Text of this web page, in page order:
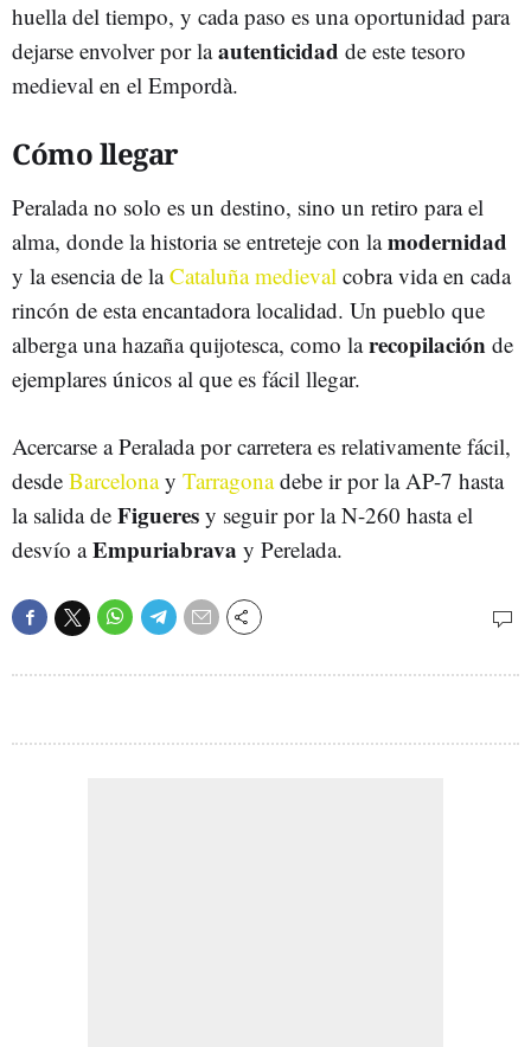
huella del tiempo, y cada paso es una oportunidad para
dejarse envolver por laautenticidad de este tesoro
medieval en el Empordà.
Cómo llegar
Peralada no solo es un destino, sino un retiro para el
alma, donde la historia se entreteje con lamodernidad
y la esencia de laCataluña medieval cobra vida en cada
rincón de esta encantadora localidad. Un pueblo que
alberga una hazaña quijotesca, como larecopilación de
ejemplares únicos al que es fácil llegar.
Acercarse a Peralada por carretera es relativamente fácil,
desde Barcelonay Tarragonadebe ir por la AP-7 hasta
la salida de Figueres y seguir por la N-260 hasta el
desvío aEmpuriabrava y Perelada.